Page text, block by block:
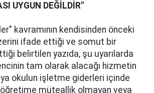
UYGUN DEĞİLDİR"
kavramının kendisinden önceki
ifade ettiği ve somut bir
belirtilen yazıda, şu uyarılarda
tam olarak alacağı hizmetin
okulun işletme giderleri içinde
müteallik olmayan veya